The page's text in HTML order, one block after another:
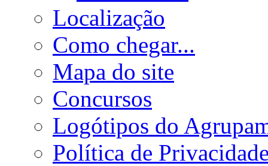
Localização
Como chegar...
Mapa do site
Concursos
Logótipos do
Política de